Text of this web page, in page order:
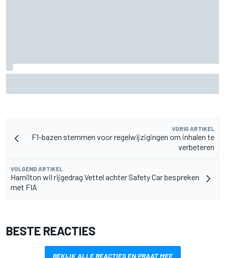
VORIG ARTIKEL
F1-bazen stemmen voor regelwijzigingen om inhalen te
verbeteren
VOLGEND ARTIKEL
Hamilton wil rijgedrag Vettel achter Safety Car bespreken
met FIA
BESTE REACTIES
BEKIJK ALLE REACTIES EN PRAAT MEE